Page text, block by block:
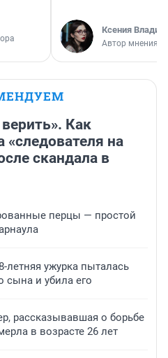
Ксения
Автор мнения
Как
«следователя на
скандала в
перцы — простой
летняя ужурка пыталась
сына и убила его
рассказывавшая о борьбе
в возрасте 26 лет